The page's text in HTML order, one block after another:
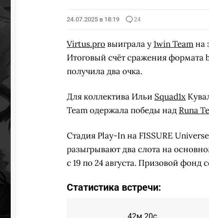
24.07.2025 в 18:19 24
Virtus.proвыиграла у1win Teamна
Итоговый счёт сражения
получила два очка.
Для коллектива Ильи Squad1x
Team одержала победы над Runa
Стадия Play-In на FISSURE
разыгрывают два слота на
с 19 по 24 августа. Призовой фонд
Статистика встречи: